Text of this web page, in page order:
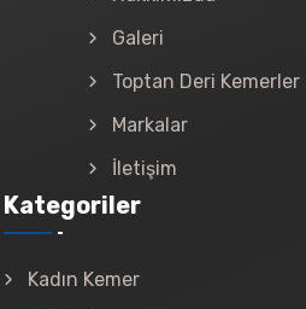
Galeri
Toptan Deri Kemerler
Markalar
İletişim
Kategoriler
Kadın Kemer